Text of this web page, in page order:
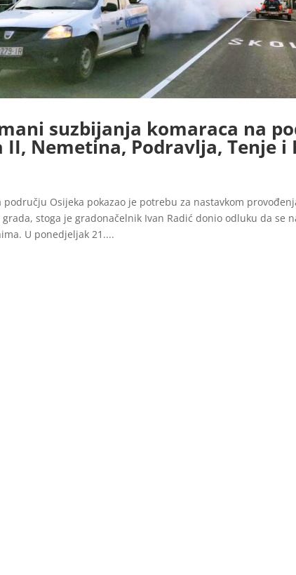
suzbijanja komaraca na
II, Nemetina, Podravlja, Tenje i
Osijeka pokazao je potrebu za nastavkom
stoga je gradonačelnik Ivan Radić donio odluku da se
U ponedjeljak 21....